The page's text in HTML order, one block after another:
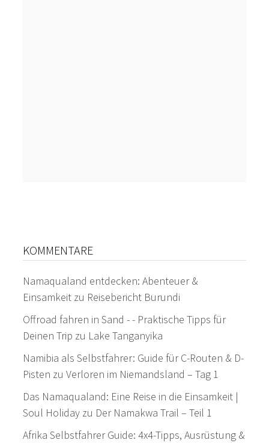
KOMMENTARE
Namaqualand entdecken: Abenteuer &
Einsamkeit zu Reisebericht Burundi
Offroad fahren in Sand - - Praktische Tipps für
Deinen Trip zu Lake Tanganyika
Namibia als Selbstfahrer: Guide für C-Routen & D-
Pisten zuVerloren im Niemandsland – Tag 1
Das Namaqualand: Eine Reise in die Einsamkeit |
Soul Holiday zu Der Namakwa Trail – Teil 1
Afrika Selbstfahrer Guide: 4x4-Tipps, Ausrüstung &